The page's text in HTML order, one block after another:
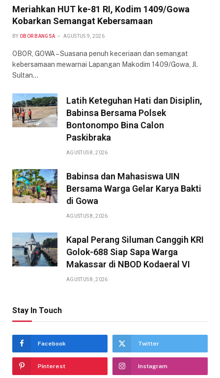
Meriahkan HUT ke-81 RI, Kodim 1409/Gowa
Kobarkan Semangat Kebersamaan
BY OBOR BANGSA AGUSTUS 9, 2026
OBOR, GOWA – Suasana penuh keceriaan dan semangat
kebersamaan mewarnai Lapangan Makodim 1409/Gowa, Jl.
Sultan…
Latih Keteguhan Hati dan Disiplin,
Babinsa Bersama Polsek
Bontonompo Bina Calon
Paskibraka
AGUSTUS 8, 2026
Babinsa dan Mahasiswa UIN
Bersama Warga Gelar Karya Bakti
di Gowa
AGUSTUS 8, 2026
Kapal Perang Siluman Canggih KRI
Golok-688 Siap Sapa Warga
Makassar di NBOD Kodaeral VI
AGUSTUS 8, 2026
Stay In Touch
Facebook Twitter
Pinterest Instagram